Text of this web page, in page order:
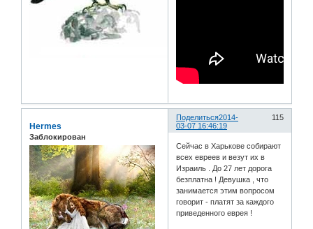
Поделиться 115
2014-
03-07 16:46:19
Hermes
Заблокирован
Сейчас в Харькове собирают
всех евреев и везут их в
Израиль . До 27 лет дорога
безплатна ! Девушка , что
занимается этим вопросом
говорит - платят за каждого
приведенного еврея !